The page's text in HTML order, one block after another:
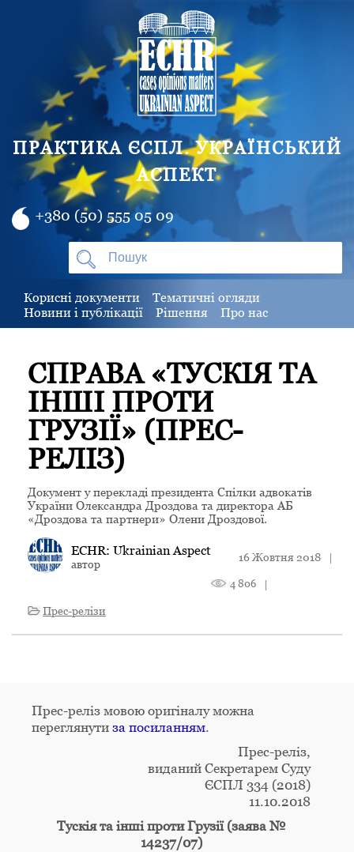
ПРАКТИКА ЄСПЛ. УКРАЇНСЬКИЙ
АСПЕКТ
+380 (50) 555 05 09
Корисні документи
Тематичні огляди
Новини і публікації
Рішення Про нас
СПРАВА «TУСКІЯ ТА
ІНШІ ПРОТИ
ГРУЗІЇ» (ПРЕС-
РЕЛІЗ)
Документ у перекладі президента Спілки адвокатів
України Олександра Дроздова та директора АБ
«Дроздова та партнери» Олени Дроздової.
ECHR: Ukrainian Aspect
автор
16 Жовтня 2018 |
4 806
|
Прес-релізи
Прес-реліз мовою оригіналу можна
переглянути за посиланням.
Прес-реліз,
виданий Секретарем Суду
ЄСПЛ 334 (2018)
11.10.2018
Tускія та інші проти Грузії (заява №
14237/07)